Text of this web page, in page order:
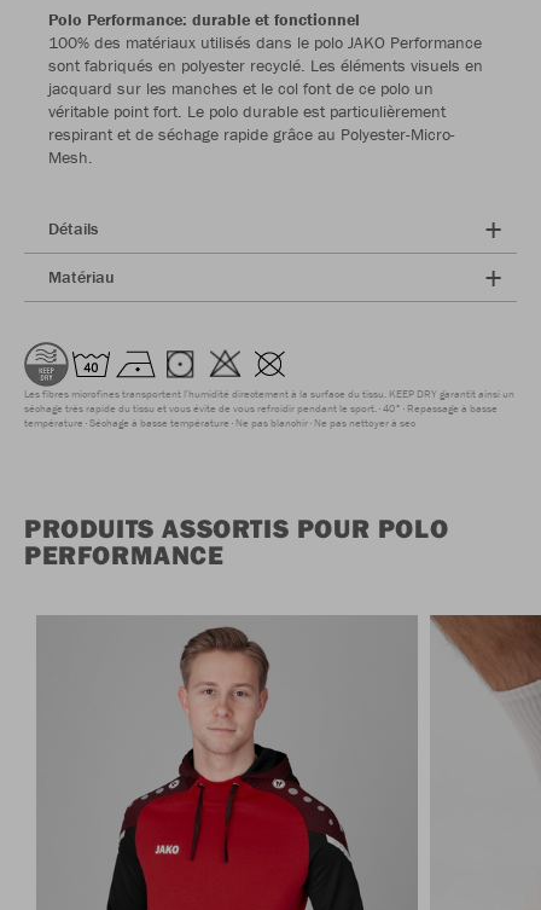
Polo Performance: durable et fonctionnel
100% des matériaux utilisés dans le polo JAKO Performance
sont fabriqués en polyester recyclé. Les éléments visuels en
jacquard sur les manches et le col font de ce polo un
véritable point fort. Le polo durable est particulièrement
respirant et de séchage rapide grâce au Polyester-Micro-
Mesh.
Détails
Matériau
Les fibres microfines transportent l'humidité directement à la surface du tissu. KEEP DRY garantit ainsi un
séchage très rapide du tissu et vous évite de vous refroidir pendant le sport. 40° Repassage à basse
température Séchage à basse température Ne pas blanchir Ne pas nettoyer à sec
PRODUITS ASSORTIS POUR POLO
PERFORMANCE